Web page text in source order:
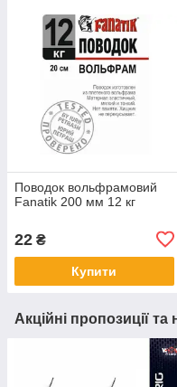
Поводок вольфрамовий
Fanatik 200 мм 12 кг
22 ₴
Купити
Акційні пропозиції та